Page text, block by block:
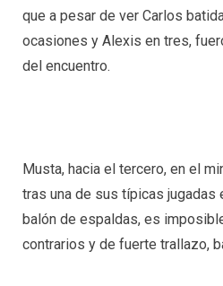
que a pesar de ver Carlos
ocasiones y Alexis en tres,
del encuentro.
Musta, hacia el tercero, en el
tras una de sus típicas jugadas
balón de espaldas, es
contrarios y de fuerte trallazo,